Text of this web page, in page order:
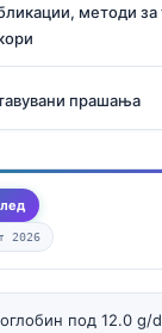
методи за
прашања
2026
под 12.0 g/